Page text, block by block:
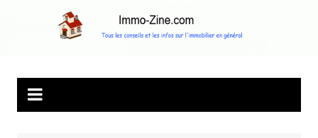
Immo Zine, le
d'information sur
Tous les conseils et les infos sur l'immobilier en général